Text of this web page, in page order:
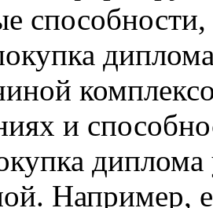
и
Например,